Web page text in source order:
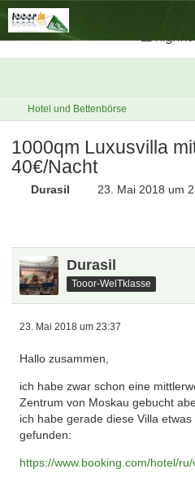
Hotel und Bettenbörse
1000qm Luxusvilla
40€/Nacht
Durasil 23. Mai 2018 um
Durasil
Tooor-WelTklasse
23. Mai 2018 um 23:37
Hallo zusammen,
ich habe zwar schon eine
Zentrum von Moskau gebucht
ich habe gerade diese Villa
gefunden:
https://www.booking.com/hotel/